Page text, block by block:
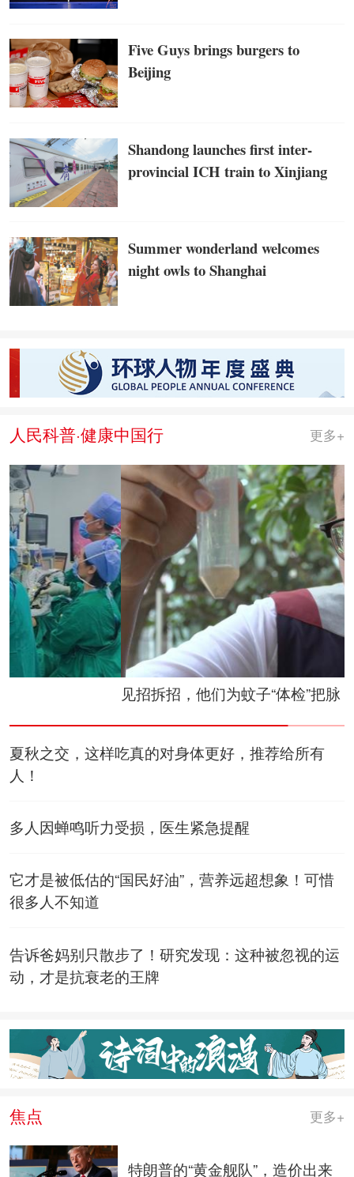
Five Guys brings burgers to
Beijing
Shandong launches first inter-
provincial ICH train to Xinjiang
Summer wonderland welcomes
night owls to Shanghai
人民科普·健康中国行 更多+
见招拆招，他们为蚊子“体检”把脉
夏秋之交，这样吃真的对身体更好，推荐给所有
人！
多人因蝉鸣听力受损，医生紧急提醒
它才是被低估的“国民好油”，营养远超想象！可惜
很多人不知道
告诉爸妈别只散步了！研究发现：这种被忽视的运
动，才是抗衰老的王牌
焦点 更多+
特朗普的“黄金舰队”，造价出来